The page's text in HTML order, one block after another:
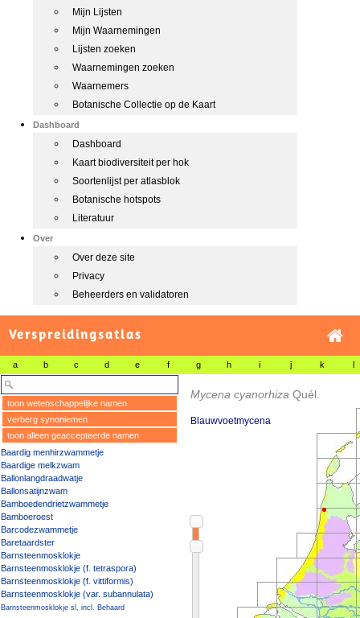
Mijn Lijsten
Mijn Waarnemingen
Lijsten zoeken
Waarnemingen zoeken
Waarnemers
Botanische Collectie op de Kaart
Dashboard
Dashboard
Kaart biodiversiteit per hok
Soortenlijst per atlasblok
Botanische hotspots
Literatuur
Over
Over deze site
Privacy
Beheerders en validatoren
Verspreidingsatlas
a b c d e f g h i j k l
toon wetenschappelijke namen
verberg synoniemen
toon alleen geaccepteerde namen
Baardig menhirzwammetje
Baardige melkzwam
Ballonlangdraadwatje
Ballonsatijnzwam
Bamboedendrietzwammetje
Bamboeroest
Barcodezwammetje
Baretaardster
Barnsteenmosklokje
Barnsteenmosklokje (f. tetraspora)
Barnsteenmosklokje (f. vittiformis)
Barnsteenmosklokje (var. subannulata)
Barnsteenmosklokje sl, incl. Behaard
Mycena cyanorhiza Quél.
Blauwvoetmycena